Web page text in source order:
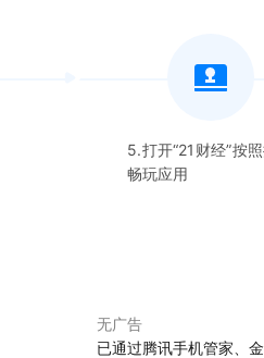
5.打开“21财经”按
畅玩应用
无广告
已通过腾讯手机管家、金